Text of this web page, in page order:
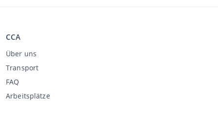
CCA
Über uns
Transport
FAQ
Arbeitsplätze